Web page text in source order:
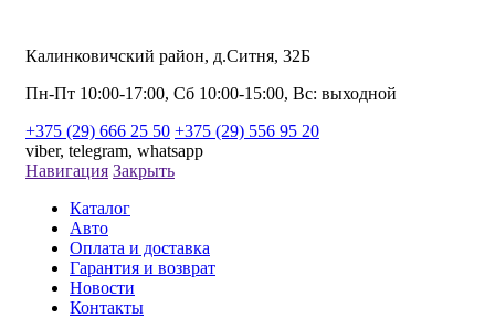
Калинковичский район, д.Ситня, 32Б
Пн-Пт 10:00-17:00, Сб 10:00-15:00, Вс: выходной
+375 (29) 666 25 50 +375 (29) 556 95 20
viber, telegram, whatsapp
Навигация Закрыть
Каталог
Авто
Оплата и доставка
Гарантия и возврат
Новости
Контакты